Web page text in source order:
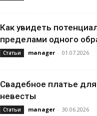
Как увидеть
пределами одного
Статьи manager - 01.07.2026
Свадебное платье
невесты
Статьи manager - 30.06.2026